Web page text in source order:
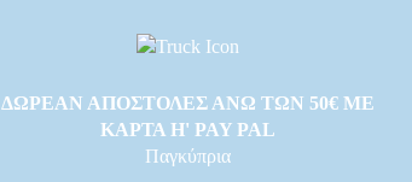
ΔΩΡΕΑΝ ΑΠΟΣΤΟΛΕΣ ΑΝΩ ΤΩΝ 50€ ΜΕ
ΚΑΡΤΑ Η' PAY PAL
Παγκύπρια